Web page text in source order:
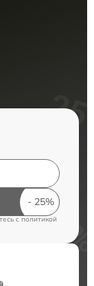
cполитикой